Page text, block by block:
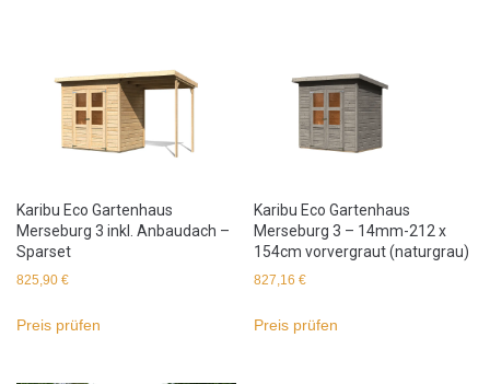
Karibu Eco Gartenhaus
Merseburg 3 inkl. Anbaudach –
Sparset
825,90 €
Preis prüfen
Karibu Eco Gartenhaus
Merseburg 3 – 14mm-212 x
154cm vorvergraut (naturgrau)
827,16€
Preis prüfen